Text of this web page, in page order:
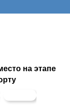
на этапе